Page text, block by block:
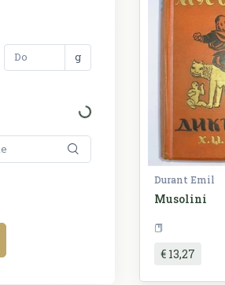
g
Durant Emil
Musolini
€ 13,27